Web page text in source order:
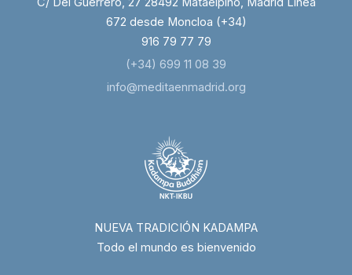
672 desde Moncloa (+34)
916 79 77 79
(+34) 699 11 08 39
info@meditaenmadrid.org
NUEVA TRADICIÓN KADAMPA
Todo el mundo es bienvenido